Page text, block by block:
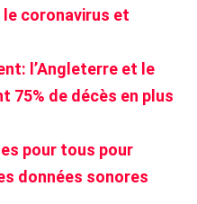
le coronavirus et
l’Angleterre et le
75% de décès en plus
pour tous pour
données sonores